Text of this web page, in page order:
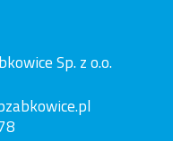
Sp. z o.o.